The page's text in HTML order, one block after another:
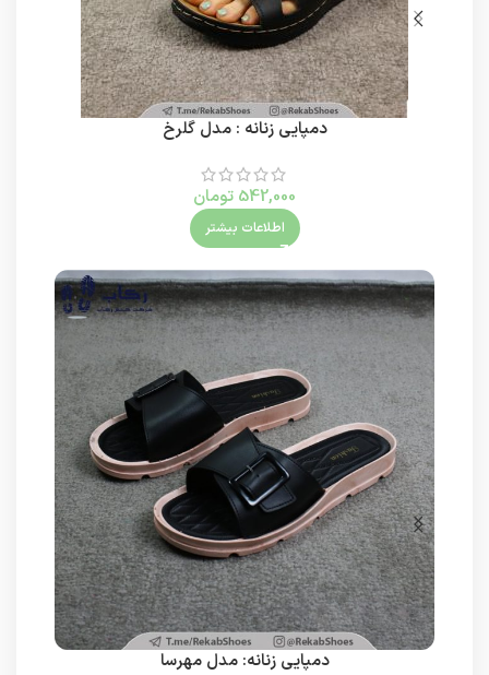
دمپایی زنانه : مدل گلرخ
542,000 تومان
اطلاعات بیشتر
دمپایی زنانه: مدل مهرسا